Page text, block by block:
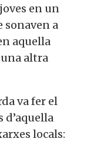
en un
sonaven a
aquella
altra
va fer el
d’aquella
locals: